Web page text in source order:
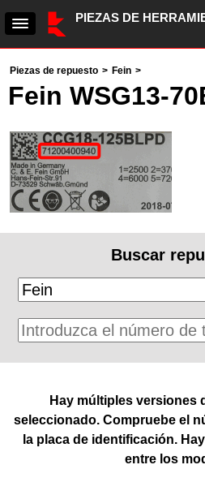
PIEZAS DE
Piezas de repuesto > Fein >
Fein WSG13-
Buscar
Hay múltiples versiones
seleccionado. Compruebe el
la placa de identificación.
entre los